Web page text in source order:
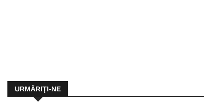
URMĂRIŢI-NE